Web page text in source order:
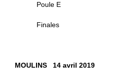
Poule E
Finales
MOULINS 14 avril 2019